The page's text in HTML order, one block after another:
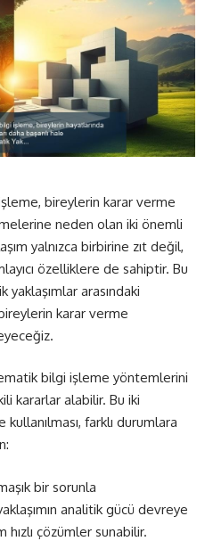
bireylerin karar verme
neden olan iki önemli
yalnızca birbirine zıt değil,
özelliklere de sahiptir. Bu
arasındaki
karar verme
bilgi işleme yöntemlerini
kararlar alabilir. Bu iki
farklı durumlara
bir sorunla
analitik gücü devreye
hızlı çözümler sunabilir.